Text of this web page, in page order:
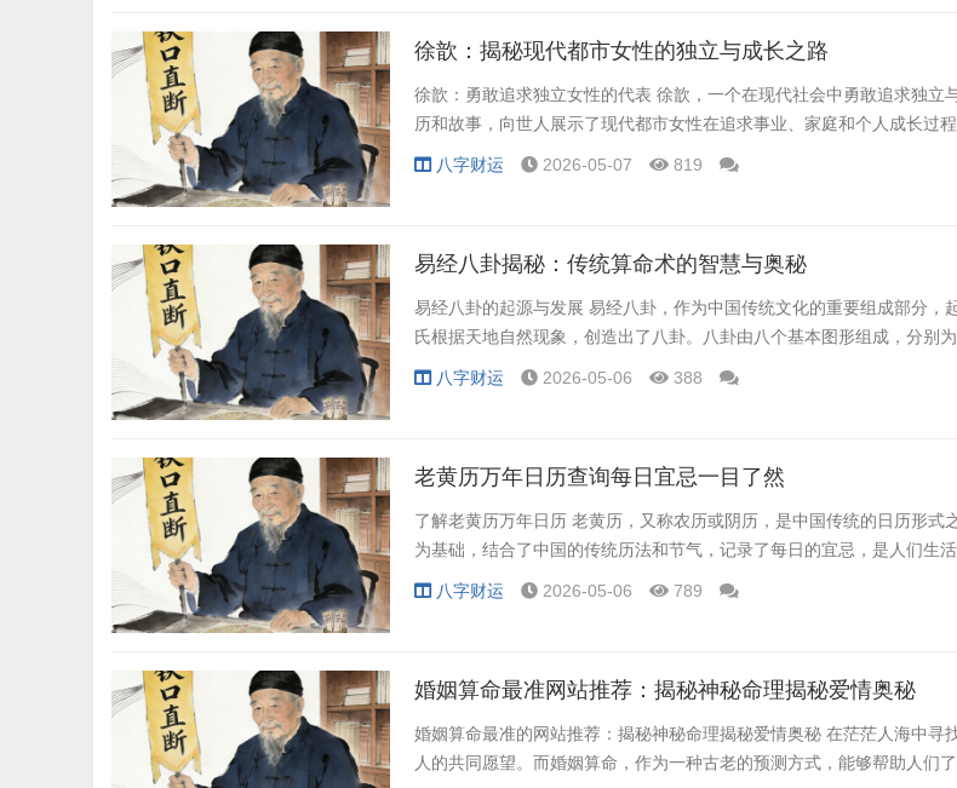
徐歆：揭秘现代都市女性的独立与成长之路
徐歆：勇敢追求独立女性的代表 徐歆，一个在现代社会中勇敢追求独立
历和故事，向世人展示了现代都市女性在追求事业、家庭和个人成长过
八字财运 2026-05-07 819
易经八卦揭秘：传统算命术的智慧与奥秘
易经八卦的起源与发展 易经八卦，作为中国传统文化的重要组成部分，
氏根据天地自然现象，创造出了八卦。八卦由八个基本图形组成，分别
八字财运 2026-05-06 388
老黄历万年日历查询每日宜忌一目了然
了解老黄历万年日历 老黄历，又称农历或阴历，是中国传统的日历形式
为基础，结合了中国的传统历法和节气，记录了每日的宜忌，是人们生
八字财运 2026-05-06 789
婚姻算命最准网站推荐：揭秘神秘命理揭秘爱情奥秘
婚姻算命最准的网站推荐：揭秘神秘命理揭秘爱情奥秘 在茫茫人海中寻
人的共同愿望。而婚姻算命，作为一种古老的预测方式，能够帮助人们